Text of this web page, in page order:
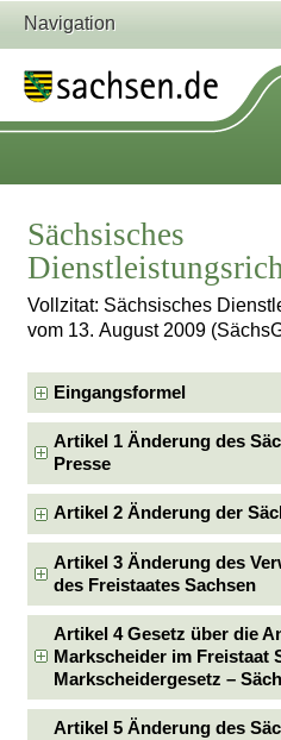
Navigation
Sächsisches
Vollzitat: Sächsisches
vom 13. August 2009
Eingangsformel
Artikel 1 Änderung des
Presse
Artikel 2 Änderung der
Artikel 3 Änderung des
des Freistaates Sachsen
Artikel 4 Gesetz über die
Markscheider im Freistaat
Markscheidergesetz –
Artikel 5 Änderung des